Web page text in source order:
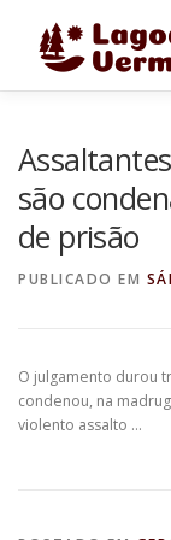
FALE CONOSCO
são
de prisão
PUBLICADO EM
O julgamento durou
condenou, na
violento assalto …